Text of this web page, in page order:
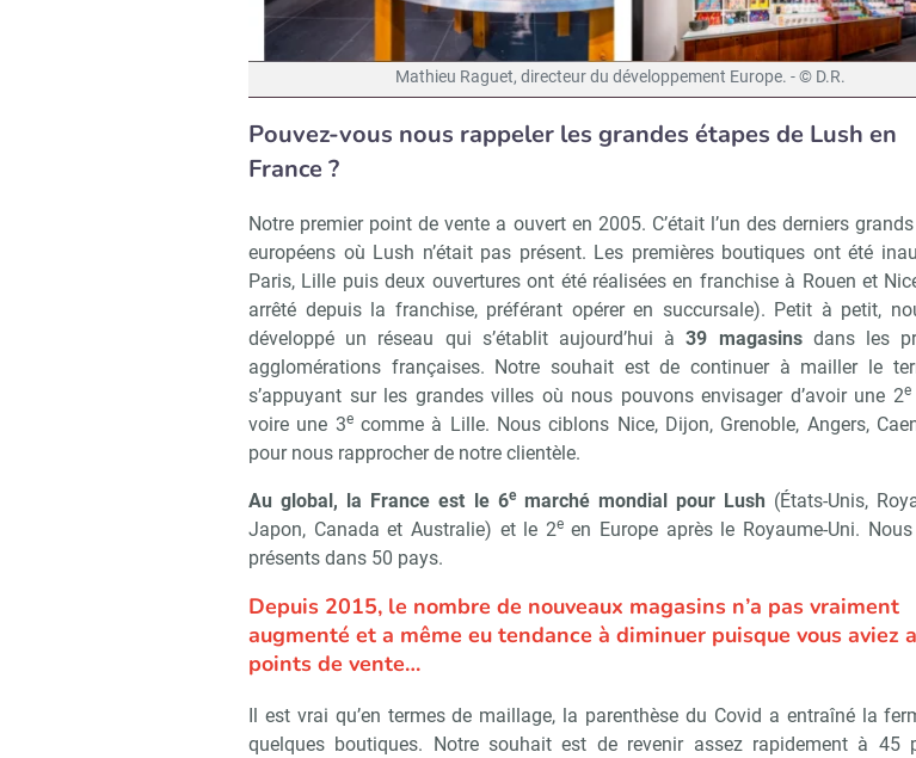
Mathieu Raguet, directeur du développement Europe. - © D.R.
Pouvez-vous nous rappeler les grandes étapes de Lush en
France ?
Notre premier point de vente a ouvert en 2005. C’était l’un des derniers
européens où Lush n’était pas présent. Les premières boutiques ont été
Paris, Lille puis deux ouvertures ont été réalisées en franchise à Rouen et
arrêté depuis la franchise, préférant opérer en succursale). Petit à petit,
développé un réseau qui s’établit aujourd’hui à39 magasinsdans les
agglomérations françaises. Notre souhait est de continuer à mailler le
s’appuyant sur les grandes villes où nous pouvons envisager d’avoir une 2e
voire une 3ecomme à Lille. Nous ciblons Nice, Dijon, Grenoble, Angers,
pour nous rapprocher de notre clientèle.
Au global, la France est le 6emarché mondial pour Lush (États-Unis,
Japon, Canada et Australie) et le 2een Europe après le Royaume-Uni.
présents dans 50 pays.
Depuis 2015, le nombre de nouveaux magasins n’a pas vraiment
augmenté et a même eu tendance à diminuer puisque vous aviez
points de vente…
Il est vrai qu’en termes de maillage, la parenthèse du Covid a entraîné la
quelques boutiques. Notre souhait est de revenir assez rapidement à 45